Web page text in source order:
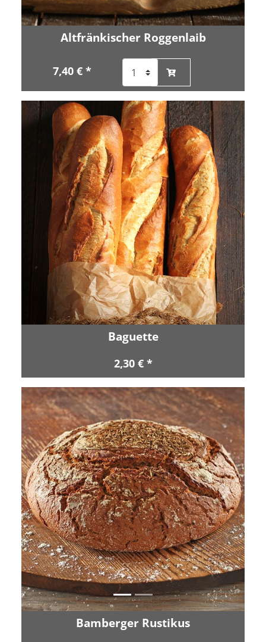
Altfränkischer Roggenlaib
7,40 € *
Baguette
2,30 € *
Zurück Vor
Bamberger Rustikus